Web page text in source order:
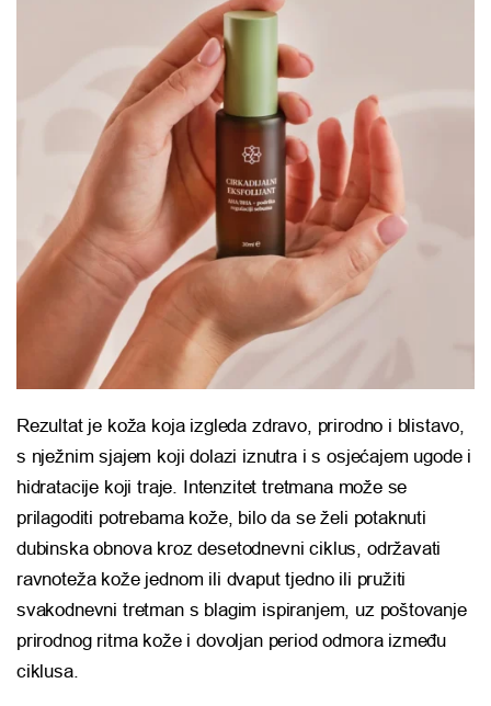
Rezultat je koža koja izgleda zdravo, prirodno i blistavo,
s nježnim sjajem koji dolazi iznutra i s osjećajem ugode i
hidratacije koji traje. Intenzitet tretmana može se
prilagoditi potrebama kože, bilo da se želi potaknuti
dubinska obnova kroz desetodnevni ciklus, održavati
ravnoteža kože jednom ili dvaput tjedno ili pružiti
svakodnevni tretman s blagim ispiranjem, uz poštovanje
prirodnog ritma kože i dovoljan period odmora između
ciklusa.